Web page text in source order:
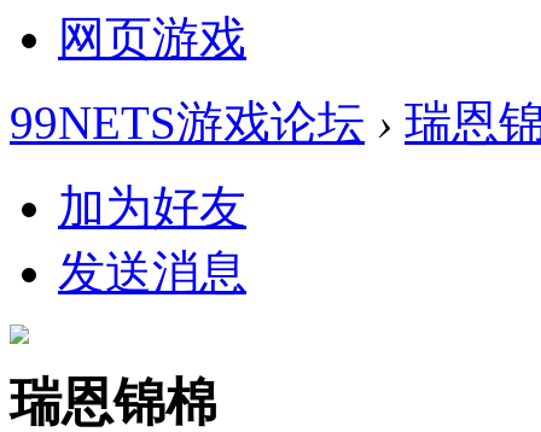
网页游戏
99NETS游戏论坛 › 瑞恩
加为好友
发送消息
瑞恩锦棉